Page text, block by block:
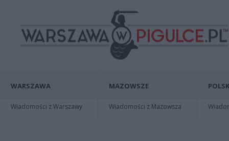
WARSZAWA
Wiadomości z Warszawy
MAZOWSZE
Wiadomości z Mazowsza